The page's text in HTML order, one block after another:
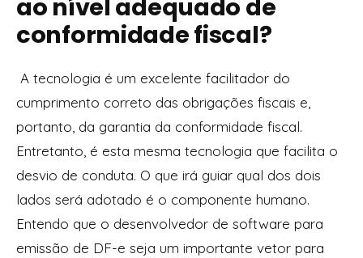
ao nível adequado de
conformidade fiscal?
A tecnologia é um excelente facilitador do
cumprimento correto das obrigações fiscais e,
portanto, da garantia da conformidade fiscal.
Entretanto, é esta mesma tecnologia que facilita o
desvio de conduta. O que irá guiar qual dos dois
lados será adotado é o componente humano.
Entendo que o desenvolvedor de software para
emissão de DF-e seja um importante vetor para